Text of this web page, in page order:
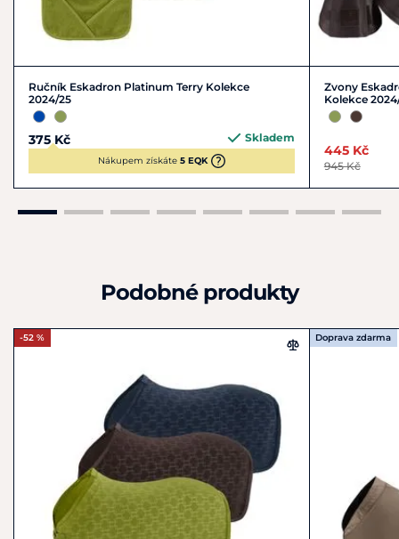
Ručník Eskadron Platinum Terry Kolekce
2024/25
375 Kč Skladem
Nákupem získáte 5 EQK
Zvony
Kolekce
445 Kč
945 Kč
Podobné produkty
-52 % Doprava zdarma